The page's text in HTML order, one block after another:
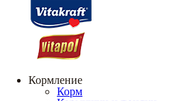
Кормление
Корм